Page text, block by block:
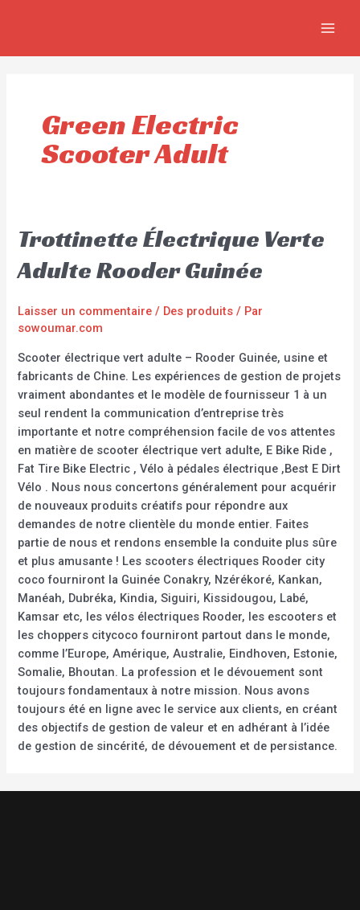
Green Electric
Scooter Adult
Trottinette Électrique Verte
Adulte Rooder Guinée
Laisser un commentaire / Des produits / Par
sowoumar.com
Scooter électrique vert adulte – Rooder Guinée, usine et
fabricants de Chine. Les expériences de gestion de projets
vraiment abondantes et le modèle de fournisseur 1 à un
seul rendent la communication d’entreprise très
importante et notre compréhension facile de vos attentes
en matière de scooter électrique vert adulte, E Bike Ride ,
Fat Tire Bike Electric , Vélo à pédales électrique ,Best E Dirt
Vélo . Nous nous concertons généralement pour acquérir
de nouveaux produits créatifs pour répondre aux
demandes de notre clientèle du monde entier. Faites
partie de nous et rendons ensemble la conduite plus sûre
et plus amusante ! Les scooters électriques Rooder city
coco fourniront la Guinée Conakry, Nzérékoré, Kankan,
Manéah, Dubréka, Kindia, Siguiri, Kissidougou, Labé,
Kamsar etc, les vélos électriques Rooder, les escooters et
les choppers citycoco fourniront partout dans le monde,
comme l’Europe, Amérique, Australie, Eindhoven, Estonie,
Somalie, Bhoutan. La profession et le dévouement sont
toujours fondamentaux à notre mission. Nous avons
toujours été en ligne avec le service aux clients, en créant
des objectifs de gestion de valeur et en adhérant à l’idée
de gestion de sincérité, de dévouement et de persistance.